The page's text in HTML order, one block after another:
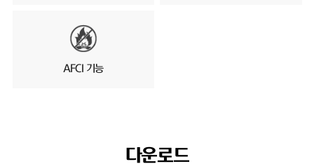
AFCI 기능
다운로드